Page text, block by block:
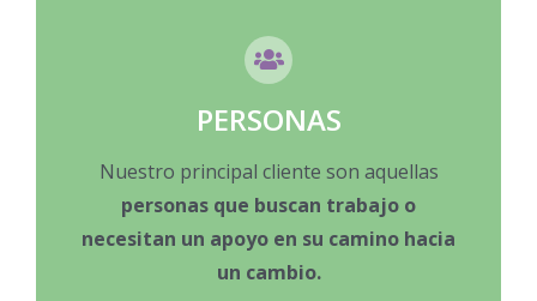
PERSONAS
Nuestro principal cliente son aquellas
personas que buscan trabajo o
necesitan un apoyo en su camino hacia
un cambio.